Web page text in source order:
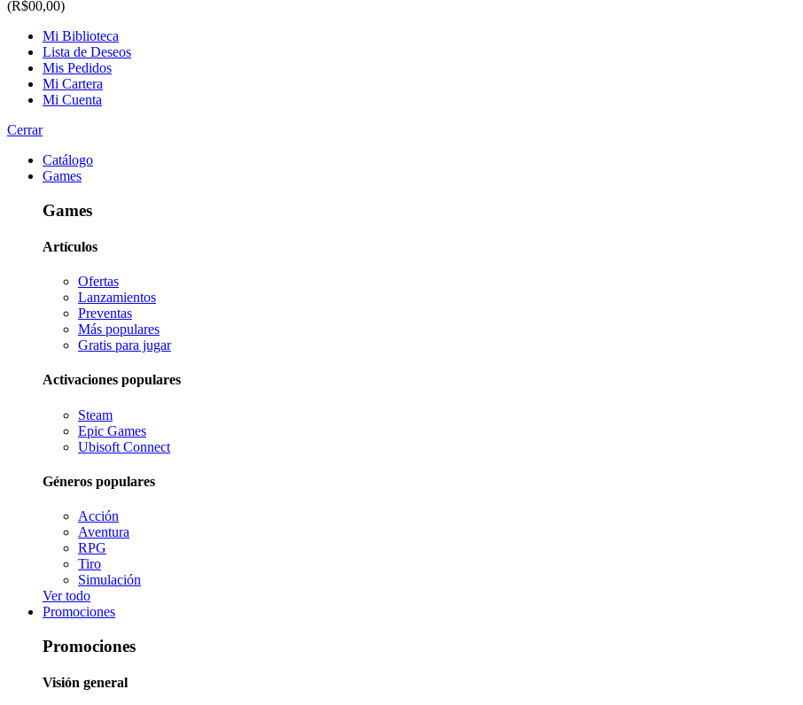
(R$00,00)
Mi Biblioteca
Lista de Deseos
Mis Pedidos
Mi Cartera
Mi Cuenta
Cerrar
Catálogo
Games
Games
Artículos
Ofertas
Lanzamientos
Preventas
Más populares
Gratis para jugar
Activaciones populares
Steam
Epic Games
Ubisoft Connect
Géneros populares
Acción
Aventura
RPG
Tiro
Simulación
Ver todo
Promociones
Promociones
Visión general